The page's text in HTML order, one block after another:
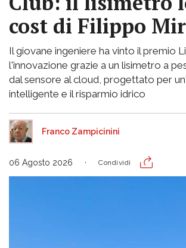
cost di Filippo
Il giovane ingeniere ha vinto il premio
l'innovazione grazie a un lisimetro a
dal sensore al cloud, progettato per
intelligente e il risparmio idrico
Franco Zampicinini
06 Agosto 2026 Condividi